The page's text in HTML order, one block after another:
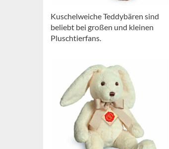
Kuschelweiche Teddybären sind
beliebt bei großen und kleinen
Pluschtierfans.